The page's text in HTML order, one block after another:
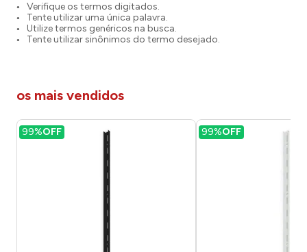
Verifique os termos digitados.
Tente utilizar uma única palavra.
Utilize termos genéricos na busca.
Tente utilizar sinônimos do termo desejado.
os mais vendidos
99%OFF 99%OFF